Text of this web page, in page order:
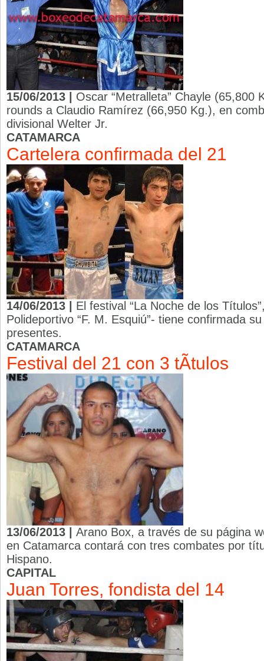
15/06/2013 | Oscar “Metralleta” Chayle (65,800
rounds a Claudio Ramírez (66,950 Kg.), en
divisional Welter Jr.
CATAMARCA
Cartelera confirmada del 21
14/06/2013 | El festival “La Noche de los
Polideportivo “F. M. Esquiú”- tiene confirmada
presentes.
CATAMARCA
Festival del 21 con 3 tÃ­tulos
13/06/2013 | Arano Box, a través de su página
en Catamarca contará con tres combates por
Hispano.
CAPITAL
Juan Torres, fondista del 14